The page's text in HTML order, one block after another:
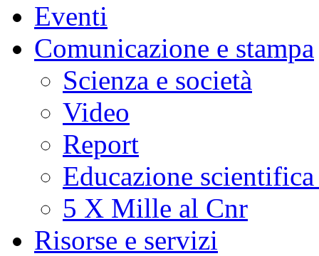
Eventi
Comunicazione e stampa
Scienza e società
Video
Report
Educazione
5 X Mille al Cnr
Risorse e servizi